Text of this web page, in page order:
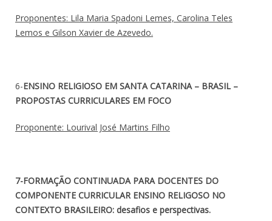
Proponentes: Lila Maria Spadoni Lemes, Carolina Teles
Lemos e Gilson Xavier de Azevedo.
6-ENSINO RELIGIOSO EM SANTA CATARINA – BRASIL –
PROPOSTAS CURRICULARES EM FOCO
Proponente: Lourival José Martins Filho
7-FORMAÇÃO CONTINUADA PARA DOCENTES DO
COMPONENTE CURRICULAR ENSINO RELIGOSO NO
CONTEXTO BRASILEIRO: desafios e perspectivas.